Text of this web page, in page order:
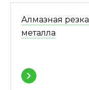
Алмазная резка
металла